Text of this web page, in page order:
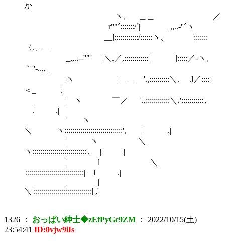
か
ヽ、 ＿＿ ／
r''"´:::::::/´| _,,..-''´ヽ
__|::::::::::::/::::::ヽ、 |:::::::
〈.、__
_,,..-‐''"´ |＼.／,::::::::::::| |:::::／-ヽ、
｀''-..,,_
|ヽ | __ '.,::::::::::＼. .l／::::|
＜_ .|
| ヽ ￣／ '.,::::::::::::＼,':::::::::::',
.| .|
| ヽ
＼ ヽ:::::::::::::::::::::::::::::', | .|
| ヽ ＼
ヽ:::::::::::::::::::::::::::', | |
| l ＼
|:::::::::::::::::::::::::::::| l .|
| |
＼|:::::::::::::::::::::::::::::| ,'
1326 ： おっぱい紳士◆zEfPyGc9ZM ： 2022/10/15(土)
23:54:41 ID:0vjw9iIs